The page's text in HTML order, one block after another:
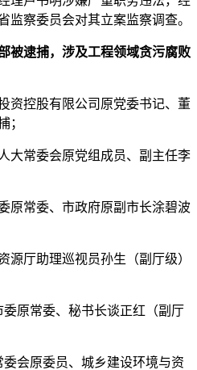
监察委员会对其立案监察调查。
被逮捕，涉及工程领域贪污腐败
资控股有限公司原党委书记、董
；
大常委会原党组成员、副主任李
原常委、市政府原副市长涂碧波
源厅助理巡视员孙生（副厅级）
委原常委、秘书长谈正红（副厅
会原委员、城乡建设环境与资